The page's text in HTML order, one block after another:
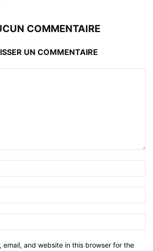
COMMENTAIRE
UN COMMENTAIRE
email, and website in this browser for the